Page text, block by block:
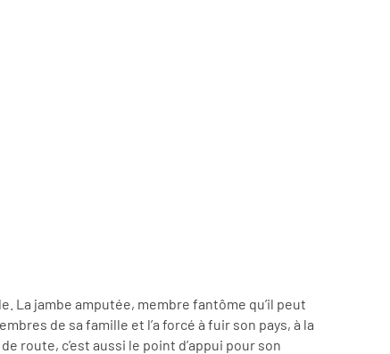
La jambe amputée, membre fantôme qu’il peut
de sa famille et l’a forcé à fuir son pays, à la
route, c’est aussi le point d’appui pour son